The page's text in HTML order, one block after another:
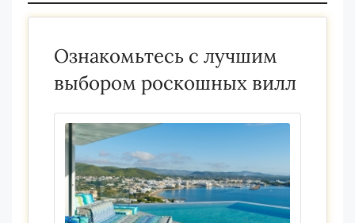
Ознакомьтесь с лучшим
выбором роскошных вилл